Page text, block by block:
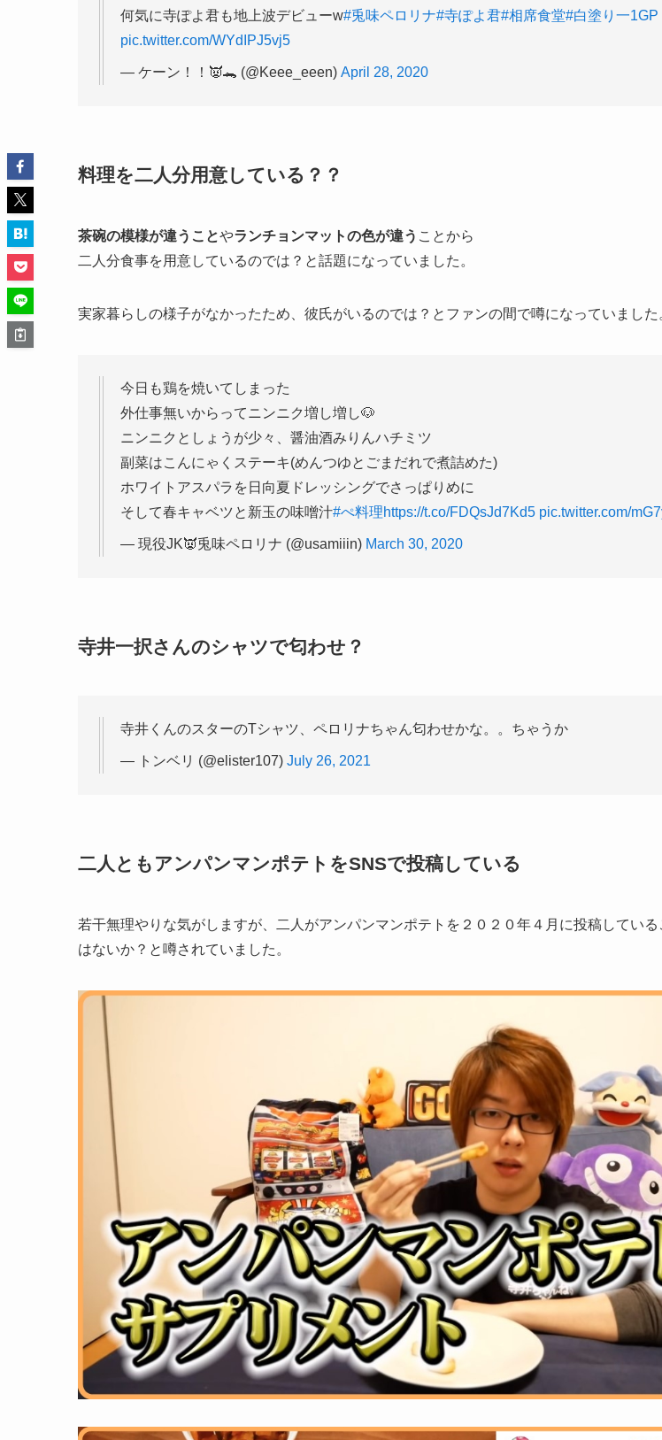
何気に寺ぽよ君も地上波デビューw#兎味ペロリナ#寺ぽよ君#相席食堂#白塗り一1GP
pic.twitter.com/WYdIPJ5vj5
— ケーン！！👿🐊 (@Keee_eeen) April 28, 2020
料理を二人分用意している？？
茶碗の模様が違うことやランチョンマットの色が違う ことから
二人分食事を用意しているのでは？と話題になっていました。
実家暮らしの様子がなかったため、彼氏がいるのでは？とファンの間で噂になっていました
今日も鶏を焼いてしまった
外仕事無いからってニンニク増し増し🐶
ニンニクとしょうが少々、醤油酒みりんハチミツ
副菜はこんにゃくステーキ(めんつゆとごまだれで煮詰めた)
ホワイトアスパラを日向夏ドレッシングでさっぱりめに
そして春キャベツと新玉の味噌汁#ぺ料理https://t.co/FDQsJd7Kd5 pic.twitter.com/
— 現役JK👿兎味ペロリナ (@usamiiin) March 30, 2020
寺井一択さんのシャツで匂わせ？
寺井くんのスターのTシャツ、ペロリナちゃん匂わせかな。。ちゃうか
— トンベリ (@elister107) July 26, 2021
二人ともアンパンマンポテトをSNSで投稿している
若干無理やりな気がしますが、二人がアンパンマンポテトを２０２０年４月に投稿してい
はないか？と噂されていました。